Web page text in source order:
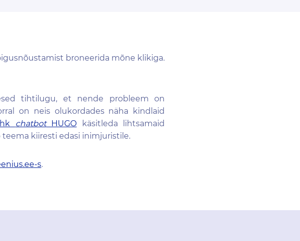
broneerida mõne klikiga.
tihtilugu, et nende probleem on
on neis olukordades näha kindlaid
chatbotHUGO käsitleda lihtsamaid
kiiresti edasi inimjuristile.
s.